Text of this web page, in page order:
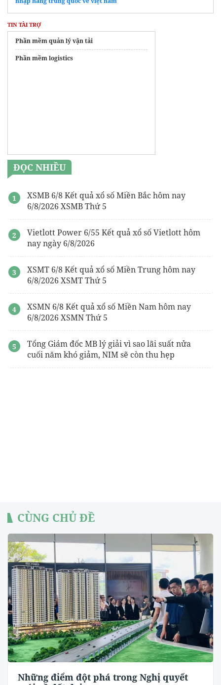
TIN TÀI TRỢ
Phần mềm quản lý vận tải
Phần mềm logistics
ĐỌC NHIỀU
XSMB 6/8 Kết quả xổ số Miền Bắc hôm nay
6/8/2026 XSMB Thứ 5
Vietlott Power 6/55 Kết quả xổ số Vietlott hôm
nay ngày 6/8/2026
XSMT 6/8 Kết quả xổ số Miền Trung hôm nay
6/8/2026 XSMT Thứ 5
XSMN 6/8 Kết quả xổ số Miền Nam hôm nay
6/8/2026 XSMN Thứ 5
Tổng Giám đốc MB lý giải vì sao lãi suất nửa
cuối năm khó giảm, NIM sẽ còn thu hẹp
CÙNG CHỦ ĐỀ
Những điểm đột phá trong Nghị quyết